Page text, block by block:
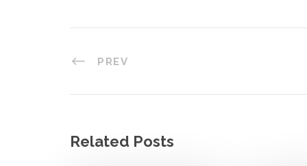
PREV
Related Posts